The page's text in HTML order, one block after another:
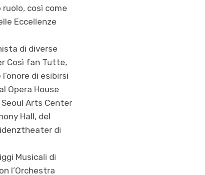
così come
Eccellenze
di diverse
Così fan Tutte,
di esibirsi
Opera House
Arts Center
Hall, del
di
Musicali di
l’Orchestra